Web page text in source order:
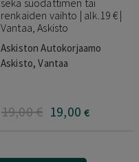
sekä suodattimen tai
renkaiden vaihto | alk.19 € |
Vantaa, Askisto
Askiston Autokorjaamo
Askisto, Vantaa
19,00€ 19,00 €